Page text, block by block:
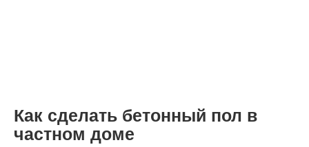
Как сделать бетонный пол в
частном доме